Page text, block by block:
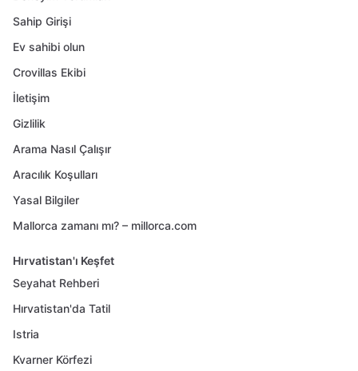
Sahip Girişi
Ev sahibi olun
Crovillas Ekibi
İletişim
Gizlilik
Arama Nasıl Çalışır
Aracılık Koşulları
Yasal Bilgiler
Mallorca zamanı mı? – millorca.com
Hırvatistan'ı Keşfet
Seyahat Rehberi
Hırvatistan'da Tatil
Istria
Kvarner Körfezi